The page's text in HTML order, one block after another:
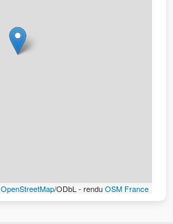
OpenStreetMap/ODbL - renduOSM France